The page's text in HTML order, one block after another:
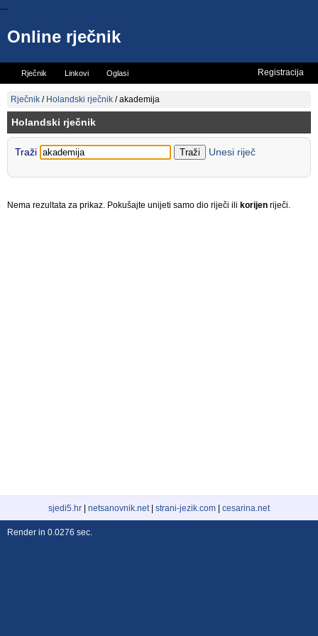
...
Online rječnik
Rječnik Linkovi Oglasi
Vicevi
Registracija
Rječnik / Holandski rječnik /akademija
Holandski rječnik
Traži Unesi riječ
Nema rezultata za prikaz. Pokušajte unijeti samo dio riječi ili korijen riječi.
sjedi5.hr netsanovnik.net| strani-jezik.com cesarina.net
Render in 0.0276 sec.